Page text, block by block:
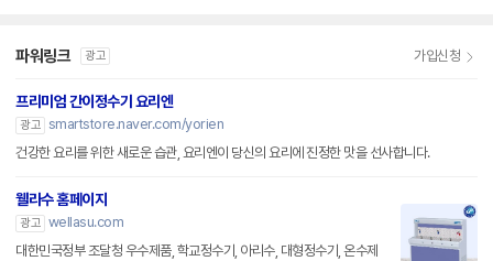
파워링크 광고 가입신청
프리미엄 간이정수기 요리엔
광고 smartstore.naver.com/yorien
건강한 요리를 위한 새로운 습관, 요리엔이 당신의 요리에 진정한 맛을 선사합니다.
웰라수 홈페이지
광고 wellasu.com
대한민국정부 조달청 우수제품, 학교정수기, 아리수, 대형정수기, 온수제